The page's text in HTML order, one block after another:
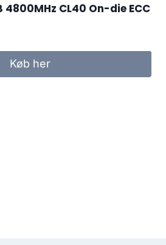
4800MHz CL40 On-die ECC
Køb her